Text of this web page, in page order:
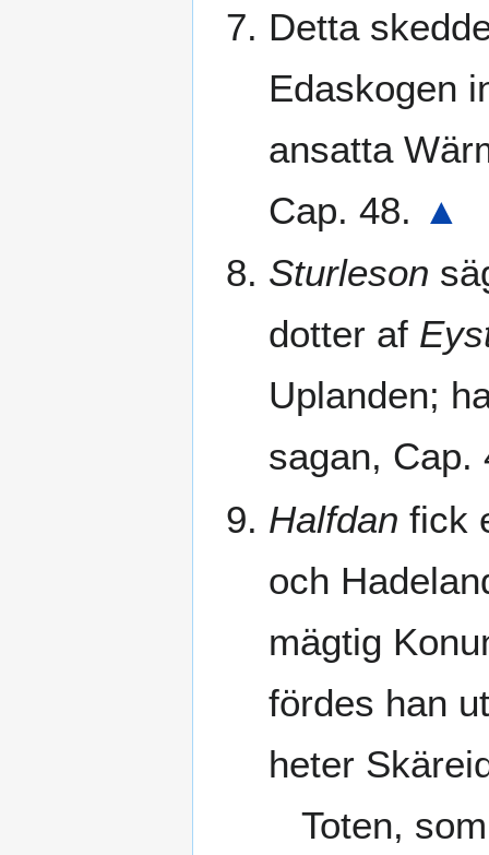
Detta
Edaskogen
ansatta
Cap. 48. ▲
Sturleson
dotter af
Uplanden;
sagan,
Halfdan fick
och
mägtig
fördes han
heter
Toten,